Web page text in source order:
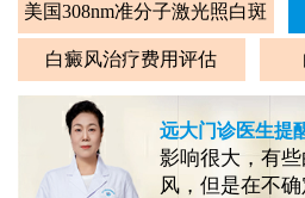
美国308nm准分子激光照白斑
白癜风治疗费用评估
远大门诊医生提
影响很大，有
风，但是在不